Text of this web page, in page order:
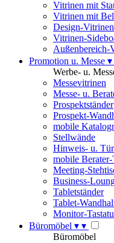
Vitrinen mit
Vitrinen mit
Design-Vitrinen
Vitrinen-
Außenbereich-
Promotion u. Messe ▾
Werbe- u.
Messevitrinen
Messe- u.
Prospektständer
Prospekt-
mobile
Stellwände
Hinweis- u.
mobile Berater-
Meeting-
Business-
Tabletständer
Tablet-
Monitor-
Büromöbel ▾ ▾
Büromöbel